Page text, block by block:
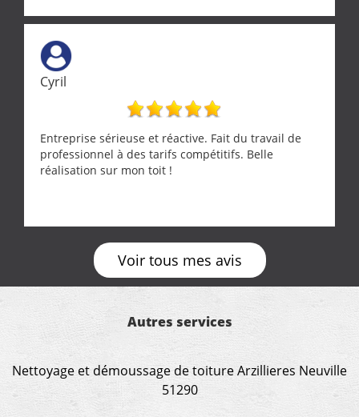
récupérateur d'eau, tout a été parfaitement mis en
œuvre sans besoin d'y revenir. confiance assurée.
Cyril
Entreprise sérieuse et réactive. Fait du travail de
professionnel à des tarifs compétitifs. Belle
réalisation sur mon toit !
Voir tous mes avis
Autres services
Nettoyage et démoussage de toiture Arzillieres Neuville
51290